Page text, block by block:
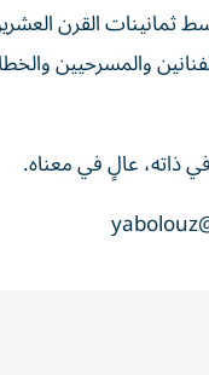
ثمانينات القرن
والمسرحيين
ذاته، عالٍ في معناه.